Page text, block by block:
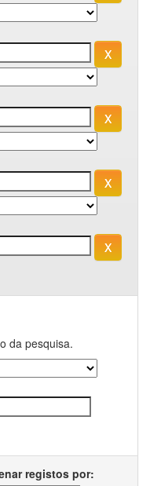
da pesquisa.
registos por: